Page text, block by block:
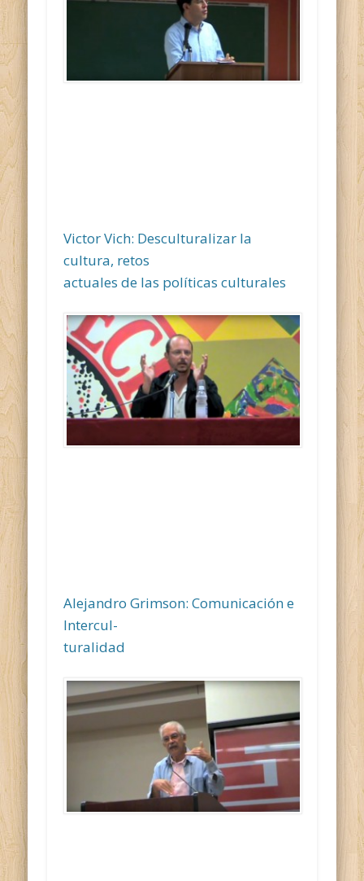
Victor Vich: Desculturalizar la
cultura, retos
actuales de las políticas culturales
Alejandro Grimson: Comunicación e
Intercul-
turalidad